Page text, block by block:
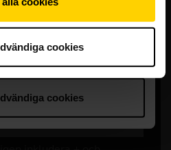
cookies